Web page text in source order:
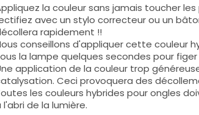
la couleur sans jamais toucher
avec un stylo correcteur ou un
rapidement !!
conseillons d'appliquer cette couleur
la lampe quelques secondes pour
application de la couleur trop
Ceci provoquera des
les couleurs hybrides pour ongles
l'abri de la lumière.